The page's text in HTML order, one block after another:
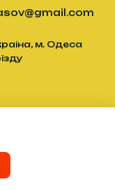
м. Одеса